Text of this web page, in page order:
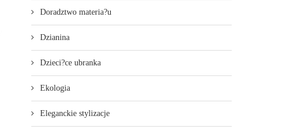
Doradztwo materia?u
Dzianina
Dzieci?ce ubranka
Ekologia
Eleganckie stylizacje